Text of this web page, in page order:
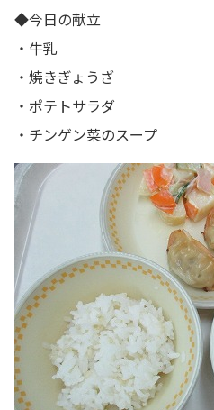
◆今日の献立
・牛乳
・焼きぎょうざ
・ポテトサラダ
・チンゲン菜のスープ